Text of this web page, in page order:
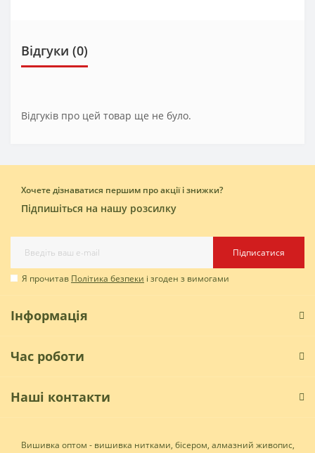
Відгуки (0)
Відгуків про цей товар ще не було.
Хочете дізнаватися першим про акції і знижки?
Підпишіться на нашу розсилку
Підписатися
Я прочитав Політика безпеки і згоден з вимогами
Інформація
Час роботи
Наші контакти
Вишивка оптом - вишивка нитками, бісером, алмазний живопис,